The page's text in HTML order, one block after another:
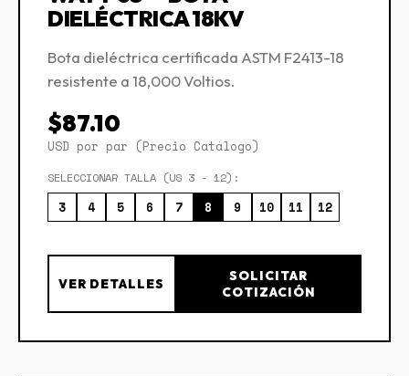
DIELÉCTRICA 18KV
Bota dieléctrica certificada ASTM F2413-18
resistente a 18,000 Voltios.
$87.10
USD por par (Precio Catálogo)
SELECCIONAR TALLA (US 3 - 12):
3 4 5 6 7 8 9 10 11 12
VER DETALLES
SOLICITAR
COTIZACIÓN